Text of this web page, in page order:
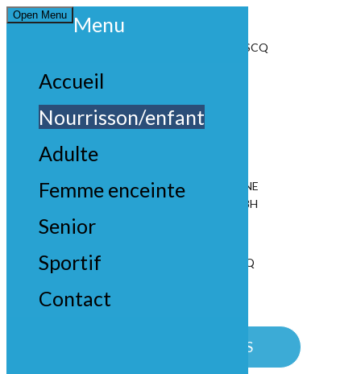
Open Menu Menu
Accueil
Nourrisson/enfant
Adulte
Femme enceinte
Senior
Sportif
Contact
328 RUE JULES GUESDE
59650 VILLENEUVE-D'ASCQ
JOIGNABLE PAR TÉLÉPHONE
LUNDI AU SAMEDI : 9H À 18H
59650 VILLENEUVE-D'ASCQ
CONTACTEZ-NOUS